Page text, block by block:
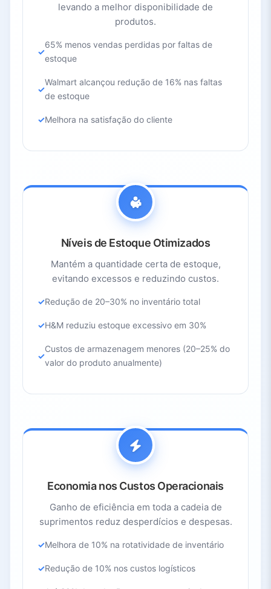
levando a melhor disponibilidade de
produtos.
65% menos vendas perdidas por faltas de
estoque
Walmart alcançou redução de 16% nas faltas
de estoque
Melhora na satisfação do cliente
Níveis de Estoque Otimizados
Mantém a quantidade certa de estoque,
evitando excessos e reduzindo custos.
Redução de 20–30% no inventário total
H&M reduziu estoque excessivo em 30%
Custos de armazenagem menores (20–25% do
valor do produto anualmente)
Economia nos Custos Operacionais
Ganho de eficiência em toda a cadeia de
suprimentos reduz desperdícios e despesas.
Melhora de 10% na rotatividade de inventário
Redução de 10% nos custos logísticos